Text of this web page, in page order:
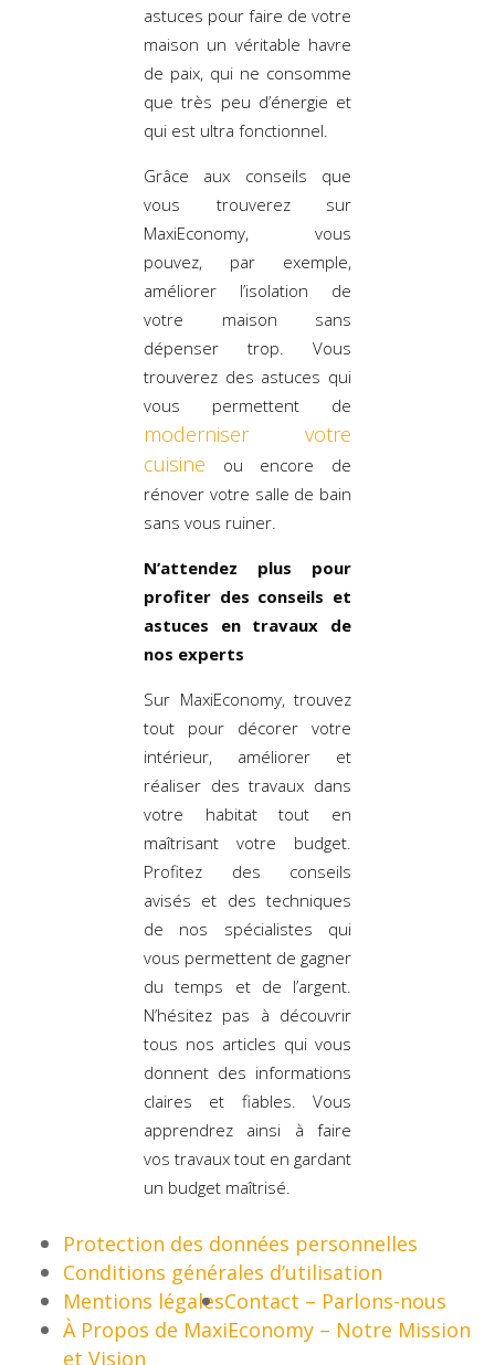
astuces pour faire de votre
maison un véritable havre
de paix, qui ne consomme
que très peu d’énergie et
qui est ultra fonctionnel.
Grâce aux conseils que
vous trouverez sur
MaxiEconomy, vous
pouvez, par exemple,
améliorer l’isolation de
votre maison sans
dépenser trop. Vous
trouverez des astuces qui
vous permettent de
moderniser votre
cuisine ou encore de
rénover votre salle de bain
sans vous ruiner.
N’attendez plus pour
profiter des conseils et
astuces en travaux de
nos experts
Sur MaxiEconomy, trouvez
tout pour décorer votre
intérieur, améliorer et
réaliser des travaux dans
votre habitat tout en
maîtrisant votre budget.
Profitez des conseils
avisés et des techniques
de nos spécialistes qui
vous permettent de gagner
du temps et de l’argent.
N’hésitez pas à découvrir
tous nos articles qui vous
donnent des informations
claires et fiables. Vous
apprendrez ainsi à faire
vos travaux tout en gardant
un budget maîtrisé.
Protection des données personnelles
Conditions générales d’utilisation
Mentions légalesContact – Parlons-nous
À Propos de MaxiEconomy – Notre Mission
et Vision